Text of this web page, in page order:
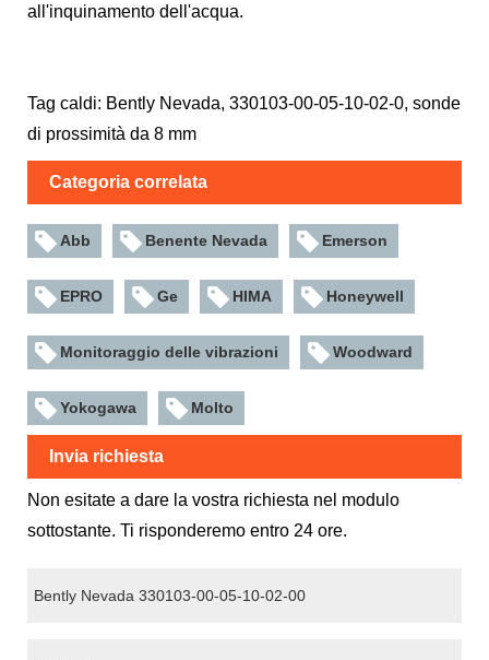
all'inquinamento dell'acqua.
Tag caldi: Bently Nevada, 330103-00-05-10-02-0, sonde
di prossimità da 8 mm
Categoria correlata
Abb Benente Nevada Emerson
EPRO Ge HIMA Honeywell
Monitoraggio delle vibrazioni Woodward
Yokogawa Molto
Invia richiesta
Non esitate a dare la vostra richiesta nel modulo
sottostante. Ti risponderemo entro 24 ore.